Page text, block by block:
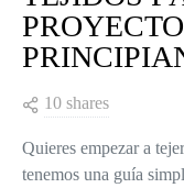
10 shares
Quieres empezar a
tenemos una guía